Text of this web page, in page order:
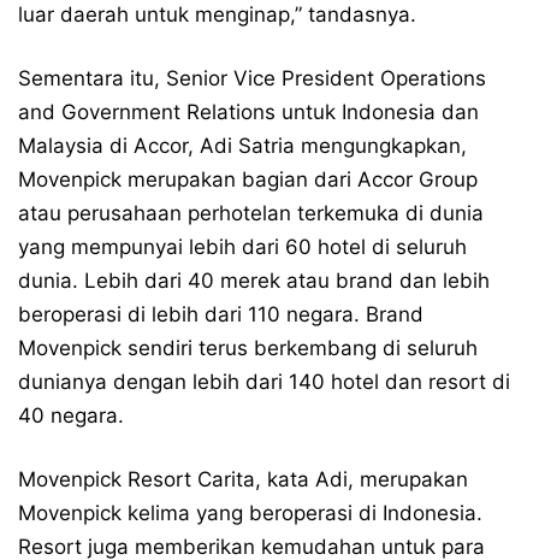
luar daerah untuk menginap,” tandasnya.
Sementara itu, Senior Vice President Operations
and Government Relations untuk Indonesia dan
Malaysia di Accor, Adi Satria mengungkapkan,
Movenpick merupakan bagian dari Accor Group
atau perusahaan perhotelan terkemuka di dunia
yang mempunyai lebih dari 60 hotel di seluruh
dunia. Lebih dari 40 merek atau brand dan lebih
beroperasi di lebih dari 110 negara. Brand
Movenpick sendiri terus berkembang di seluruh
dunianya dengan lebih dari 140 hotel dan resort di
40 negara.
Movenpick Resort Carita, kata Adi, merupakan
Movenpick kelima yang beroperasi di Indonesia.
Resort juga memberikan kemudahan untuk para